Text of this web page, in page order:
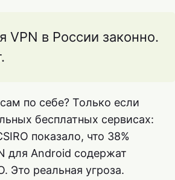
VPN в России законно.
по себе? Только если
бесплатных сервисах:
показало, что 38%
для Android содержат
Это реальная угроза.